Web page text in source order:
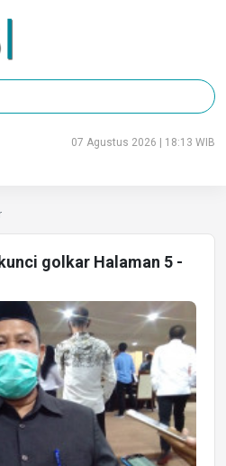
07 Agustus 2026 | 18:13 WIB
golkar Halaman 5 -